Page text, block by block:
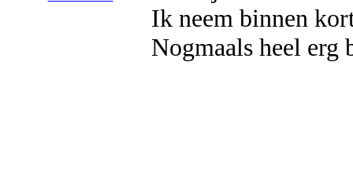
Ik neem binnen
Nogmaals heel erg